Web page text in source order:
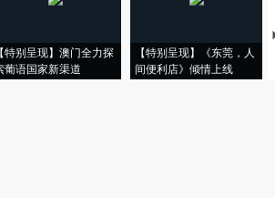
【特别呈现】澳门全力探
葡语国家新渠道
【特别呈现】《东莞，人
间便利店》倾情上线